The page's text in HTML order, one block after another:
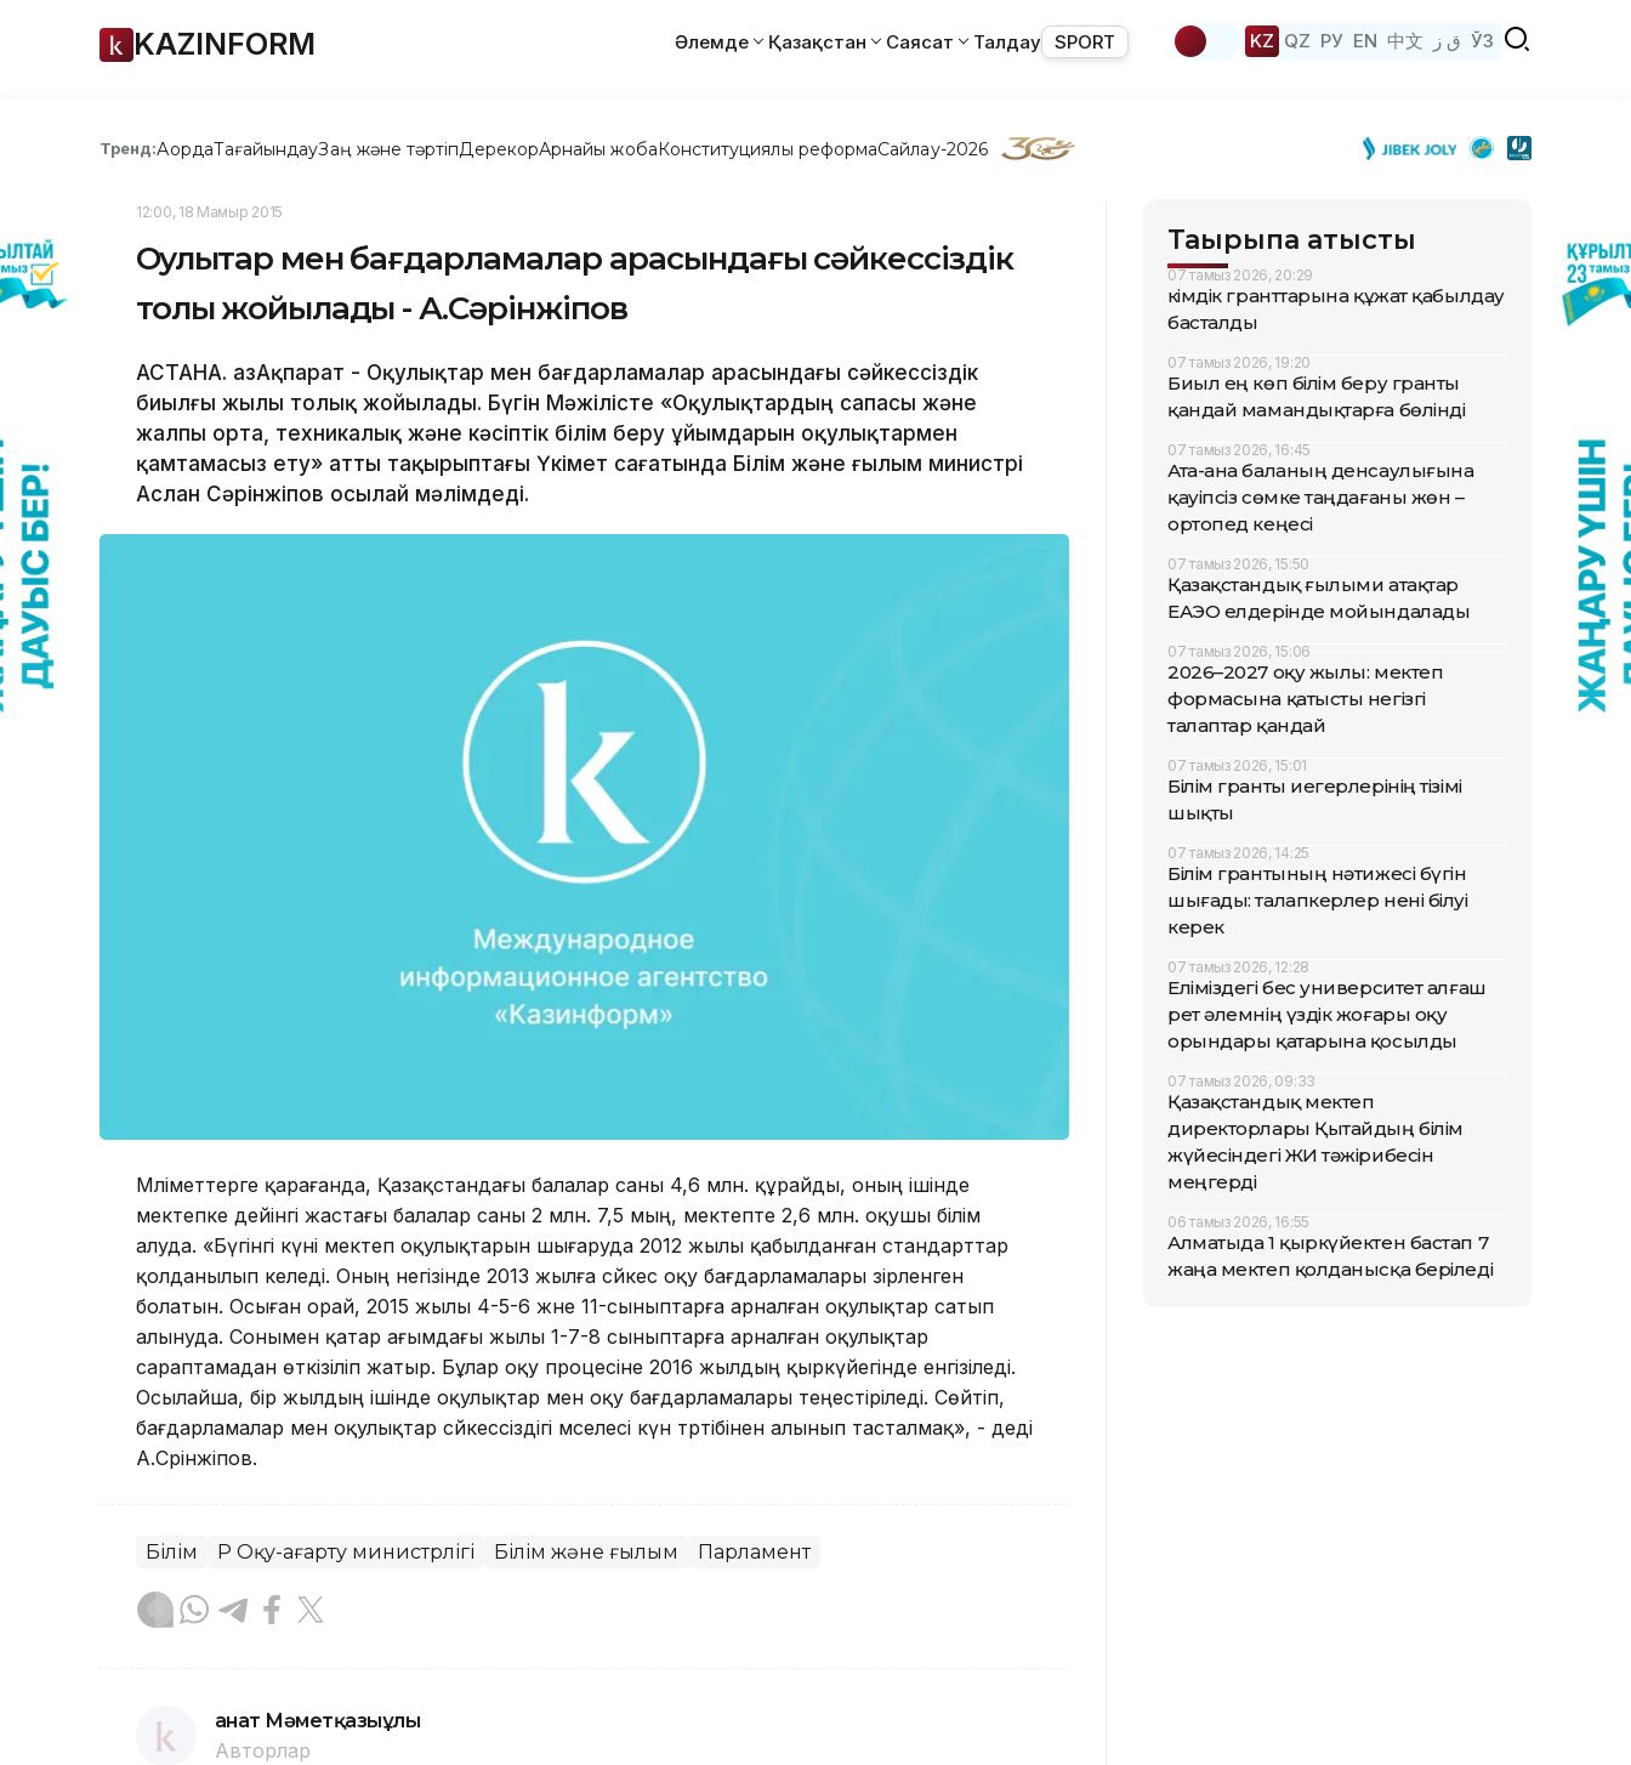
KAZINFORM Әлемде Қазақстан Саясат Талдау SPORT KZ QZ РУ EN 中文 ق ز ЎЗ
Тренд:АқордаТағайындауЗаң және тәртіпДерекқорАрнайы жобаКонституциялық реформаСайлау-2026
12:00, 18 Мамыр 2015
Оқулықтар мен бағдарламалар арасындағы сәйкессіздік
толық жойылады - А.Сәрінжіпов
АСТАНА. ҚазАқпарат - Оқулықтар мен бағдарламалар арасындағы сәйкессіздік
биылғы жылы толық жойылады. Бүгін Мәжілісте «Оқулықтардың сапасы және
жалпы орта, техникалық және кәсіптік білім беру ұйымдарын оқулықтармен
қамтамасыз ету» атты тақырыптағы Үкімет сағатында Білім және ғылым министрі
Аслан Сәрінжіпов осылай мәлімдеді.
Мәліметтерге қарағанда, Қазақстандағы балалар саны 4,6 млн. құрайды, оның ішінде
мектепке дейінгі жастағы балалар саны 2 млн. 7,5 мың, мектепте 2,6 млн. оқушы білім
алуда. «Бүгінгі күні мектеп оқулықтарын шығаруда 2012 жылы қабылданған стандарттар
қолданылып келеді. Оның негізінде 2013 жылға сәйкес оқу бағдарламалары әзірленген
болатын. Осыған орай, 2015 жылы 4-5-6 және 11-сыныптарға арналған оқулықтар сатып
алынуда. Сонымен қатар ағымдағы жылы 1-7-8 сыныптарға арналған оқулықтар
сараптамадан өткізіліп жатыр. Бұлар оқу процесіне 2016 жылдың қыркүйегінде енгізіледі.
Осылайша, бір жылдың ішінде оқулықтар мен оқу бағдарламалары теңестіріледі. Сөйтіп,
бағдарламалар мен оқулықтар сәйкессіздігі мәселесі күн тәртібінен алынып тасталмақ», - деді
А.Сәрінжіпов.
Білім ҚР Оқу-ағарту министрлігі Білім және ғылым Парламент
Қанат Мәметқазыұлы
Авторлар
Тақырыпқа қатысты
07 тамыз 2026, 20:29
Әкімдік гранттарына құжат қабылдау
басталды
07 тамыз 2026, 19:20
Биыл ең көп білім беру гранты
қандай мамандықтарға бөлінді
07 тамыз 2026, 16:45
Ата-ана баланың денсаулығына
қауіпсіз сөмке таңдағаны жөн –
ортопед кеңесі
07 тамыз 2026, 15:50
Қазақстандық ғылыми атақтар
ЕАЭО елдерінде мойындалады
07 тамыз 2026, 15:06
2026–2027 оқу жылы: мектеп
формасына қатысты негізгі
талаптар қандай
07 тамыз 2026, 15:01
Білім гранты иегерлерінің тізімі
шықты
07 тамыз 2026, 14:25
Білім грантының нәтижесі бүгін
шығады: талапкерлер нені білуі
керек
07 тамыз 2026, 12:28
Еліміздегі бес университет алғаш
рет әлемнің үздік жоғары оқу
орындары қатарына қосылды
07 тамыз 2026, 09:33
Қазақстандық мектеп
директорлары Қытайдың білім
жүйесіндегі ЖИ тәжірибесін
меңгерді
06 тамыз 2026, 16:55
Алматыда 1 қыркүйектен бастап 7
жаңа мектеп қолданысқа беріледі